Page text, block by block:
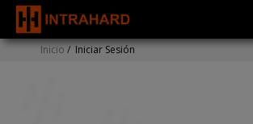
Inicio / Iniciar Sesión